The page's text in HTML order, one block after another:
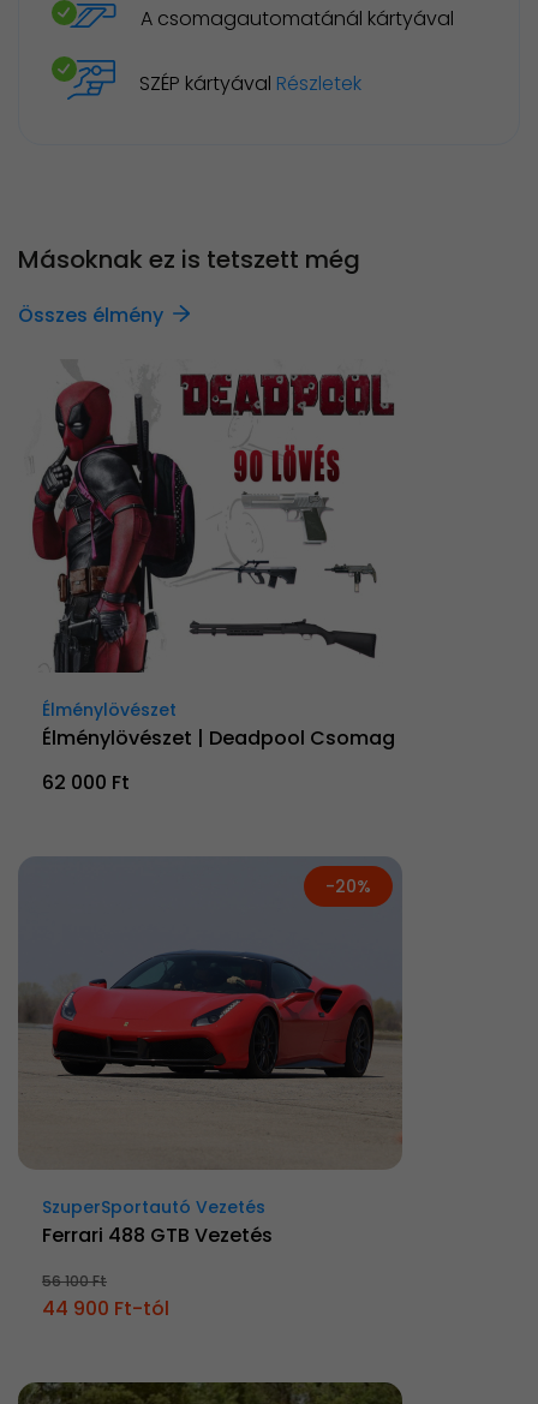
A csomagautomatánál kártyával
SZÉP kártyával Részletek
Másoknak ez is tetszett még
Összes élmény
Élménylövészet
Élménylövészet | Deadpool Csomag
62 000 Ft
-20%
SzuperSportautó Vezetés
Ferrari 488 GTB Vezetés
56 100 Ft
44 900 Ft-tól